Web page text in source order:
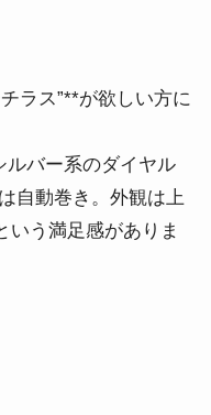
ラス”**が欲しい方に
ルバー系のダイヤル
自動巻き。外観は上
いう満足感がありま